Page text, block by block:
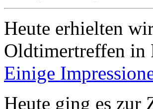
Heute erhielten
Oldtimertreffen in
Einige
Heute ging es zur